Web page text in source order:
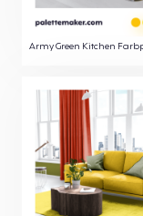
Army Green Kitchen